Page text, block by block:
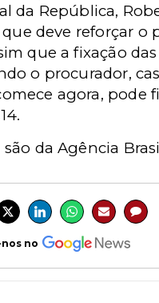
da República,
deve reforçar o
que a fixação
o procurador,
agora, pode
da Agência
nos no